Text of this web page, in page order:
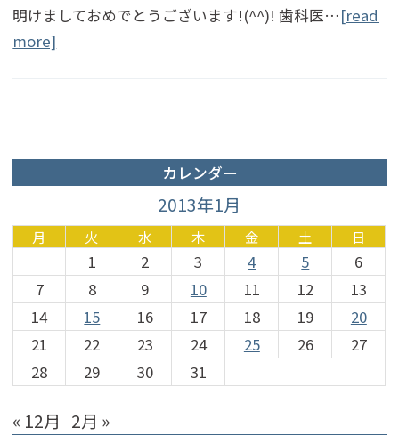
明けましておめでとうございます!(^^)! 歯科医…[read
more]
カレンダー
2013年1月
月 火 水 木 金 土 日
1 2 3 4 5
6
7
8 9 10 11 12
13
14
15 16 17 18 19
20
21
22 23 24 25 26
27
28
29 30 31
« 12月 2月 »